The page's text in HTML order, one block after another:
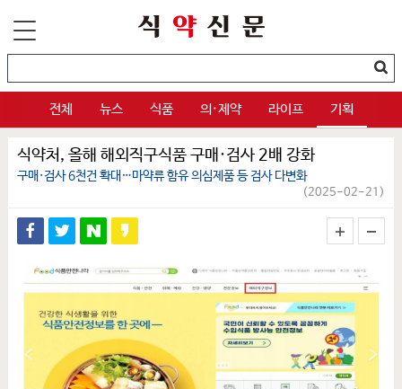
전체 뉴스 식품 의·제약 라이프 기획
식약처, 올해 해외직구식품 구매·검사 2배 강화
구매·검사 6천건 확대…마약류 함유 의심제품 등 검사 다변화
(2025-02-21)